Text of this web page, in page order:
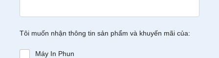
Tôi muốn nhận thông tin sản phẩm và khuyến mãi của:
Máy In Phun